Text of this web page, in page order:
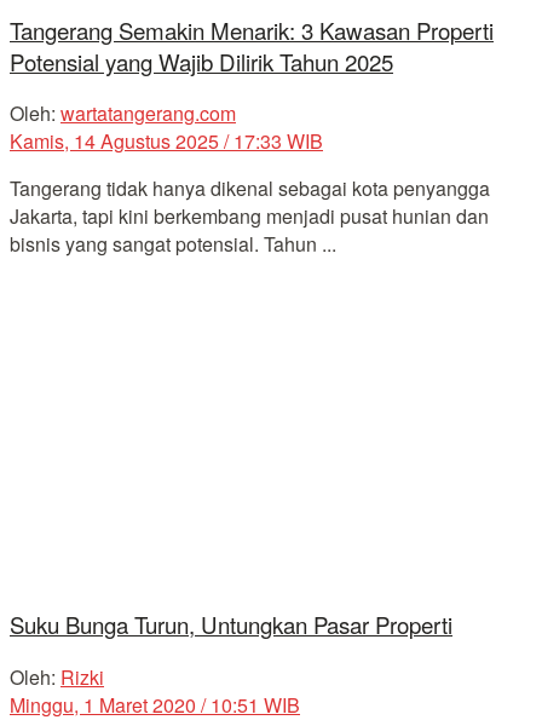
Tangerang Semakin Menarik: 3 Kawasan Properti
Potensial yang Wajib Dilirik Tahun 2025
Oleh: wartatangerang.com
Kamis, 14 Agustus 2025 / 17:33 WIB
Tangerang tidak hanya dikenal sebagai kota penyangga
Jakarta, tapi kini berkembang menjadi pusat hunian dan
bisnis yang sangat potensial. Tahun ...
Suku Bunga Turun, Untungkan Pasar Properti
Oleh: Rizki
Minggu, 1 Maret 2020 / 10:51 WIB